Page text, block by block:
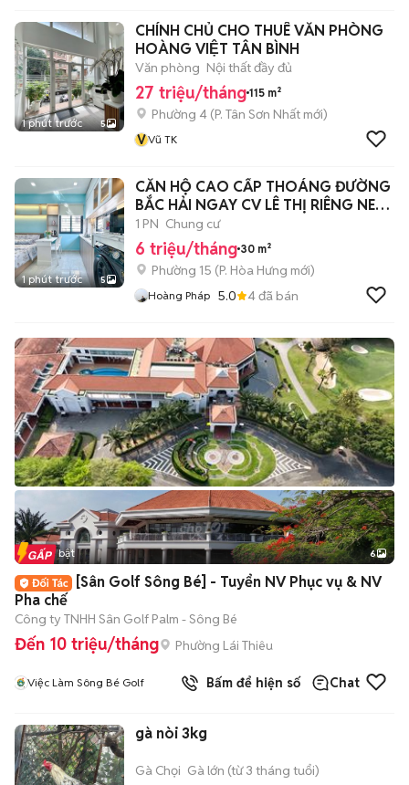
1 phút trước 5
CHÍNH CHỦ CHO THUÊ VĂN PHÒNG
HOÀNG VIỆT TÂN BÌNH
Văn phòng Nội thất đầy đủ
27 triệu/tháng 115 m²
Phường 4 (P. Tân Sơn Nhất mới)
VVũ TK
1 phút trước 5
CĂN HỘ CAO CẤP THOÁNG ĐƯỜNG
BẮC HẢI NGAY CV LÊ THỊ RIÊNG NEW
6 TRIỆU
1 PN Chung cư
6 triệu/tháng 30 m²
Phường 15 (P. Hòa Hưng mới)
Hoàng Pháp 5.0 4đã bán
+2
Tin nổi bật 6
[Sân Golf Sông Bé] - Tuyển NV Phục vụ & NV
Pha chế
Công ty TNHH Sân Golf Palm - Sông Bé
Đến 10 triệu/tháng Phường Lái Thiêu
Việc Làm Sông Bé Golf Bấm để hiện số Chat
gà nòi 3kg
Gà Chọi Gà lớn (từ 3 tháng tuổi)